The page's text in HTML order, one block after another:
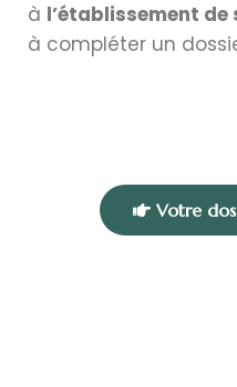
à l’établissement de
à compléter un
Votre